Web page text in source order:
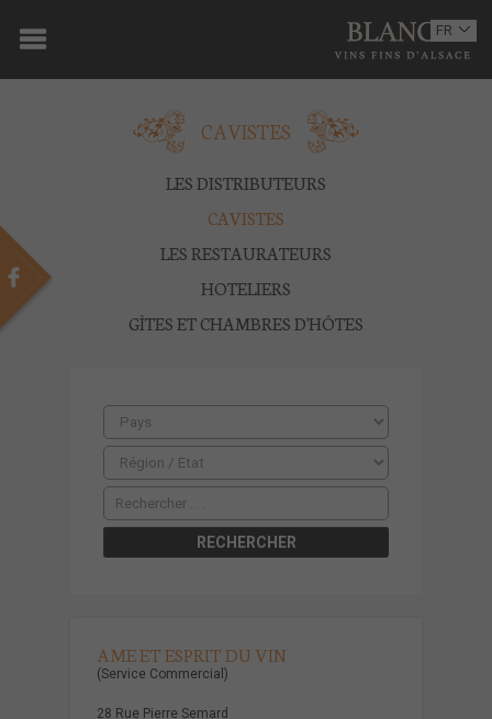
DOMAINE
OENOTOURISME
VINS
BOUTIQUE
MULTIMEDIA
PRESSE
ACTUALITÉS
CONTACT
FR
EN
CAVISTES
LES DISTRIBUTEURS
CAVISTES
LES RESTAURATEURS
HOTELIERS
GÎTES ET CHAMBRES D'HÔTES
AME ET ESPRIT DU VIN
(Service Commercial)
28 Rue Pierre Semard